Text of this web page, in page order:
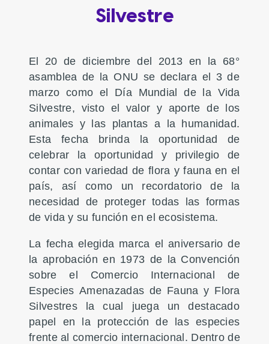
Silvestre
El 20 de diciembre del 2013 en la 68°
asamblea de la ONU se declara el 3 de
marzo como el Día Mundial de la Vida
Silvestre, visto el valor y aporte de los
animales y las plantas a la humanidad.
Esta fecha brinda la oportunidad de
celebrar la oportunidad y privilegio de
contar con variedad de flora y fauna en el
país, así como un recordatorio de la
necesidad de proteger todas las formas
de vida y su función en el ecosistema.
La fecha elegida marca el aniversario de
la aprobación en 1973 de la Convención
sobre el Comercio Internacional de
Especies Amenazadas de Fauna y Flora
Silvestres la cual juega un destacado
papel en la protección de las especies
frente al comercio internacional. Dentro de